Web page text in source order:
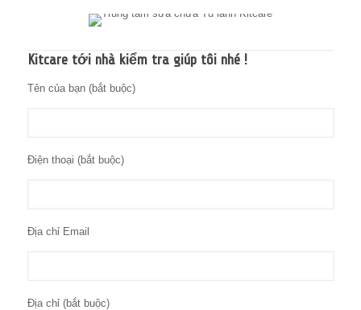
Kitcare tới nhà kiểm tra giúp tôi nhé !
Tên của bạn (bắt buộc)
Điện thoại (bắt buộc)
Địa chỉ Email
Địa chỉ (bắt buộc)